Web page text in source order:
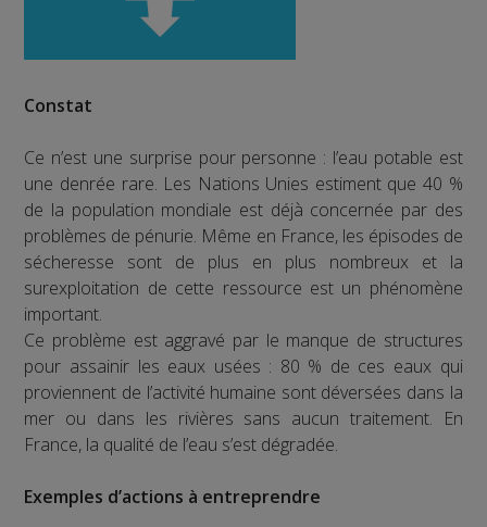
Constat
Ce n’est une surprise pour personne : l’eau potable est
une denrée rare. Les Nations Unies estiment que 40 %
de la population mondiale est déjà concernée par des
problèmes de pénurie. Même en France, les épisodes de
sécheresse sont de plus en plus nombreux et la
surexploitation de cette ressource est un phénomène
important.
Ce problème est aggravé par le manque de structures
pour assainir les eaux usées : 80 % de ces eaux qui
proviennent de l’activité humaine sont déversées dans la
mer ou dans les rivières sans aucun traitement. En
France, la qualité de l’eau s’est dégradée.
Exemples d’actions à entreprendre